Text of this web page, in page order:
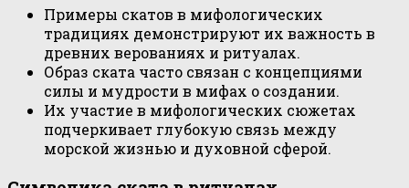
Примеры скатов в мифологических
традициях демонстрируют их важность в
древних верованиях и ритуалах.
Образ ската часто связан с концепциями
силы и мудрости в мифах о создании.
Их участие в мифологических сюжетах
подчеркивает глубокую связь между
морской жизнью и духовной сферой.